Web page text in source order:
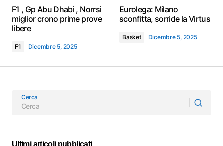
F1 , Gp Abu Dhabi , Norrsi
miglior crono prime prove
libere
F1 Dicembre 5, 2025
Eurolega: Milano
sconfitta, sorride la Virtus
Basket Dicembre 5, 2025
Cerca
Ultimi articoli pubblicati